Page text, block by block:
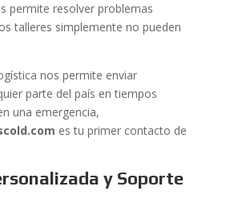
permite resolver problemas
talleres simplemente no pueden
nos permite enviar
parte del país en tiempos
una emergencia,
es tu primer contacto de
y Soporte